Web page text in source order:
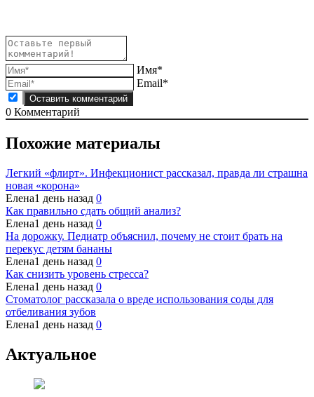
Имя*
Email*
0 Комментарий
Похожие материалы
Легкий «флирт». Инфекционист рассказал, правда ли страшна
новая «корона»
Елена1 день назад 0
Как правильно сдать общий анализ?
Елена1 день назад 0
На дорожку. Педиатр объяснил, почему не стоит брать на
перекус детям бананы
Елена1 день назад 0
Как снизить уровень стресса?
Елена1 день назад 0
Стоматолог рассказала о вреде использования соды для
отбеливания зубов
Елена1 день назад 0
Актуальное